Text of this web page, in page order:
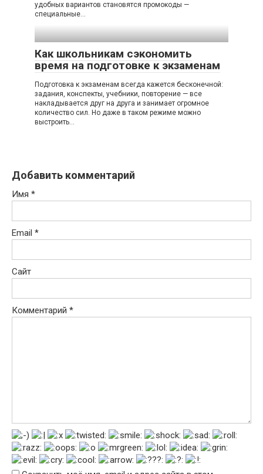
удобных вариантов становятся промокоды —
специальные…
Как школьникам сэкономить
время на подготовке к экзаменам
Подготовка к экзаменам всегда кажется бесконечной:
задания, конспекты, учебники, повторение — все
накладывается друг на друга и занимает огромное
количество сил. Но даже в таком режиме можно
выстроить…
Добавить комментарий
Имя *
Email *
Сайт
Комментарий *